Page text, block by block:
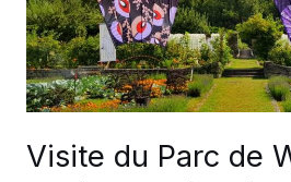
d’Alsace
:
un
régal
Visite du Parc de